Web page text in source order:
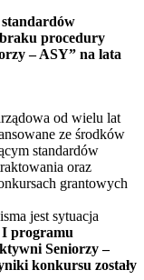
procedury
– ASY” na lata
od wielu lat
ze środków
standardów
oraz
grantowych
jest sytuacja
programu
Seniorzy –
konkursu zostały